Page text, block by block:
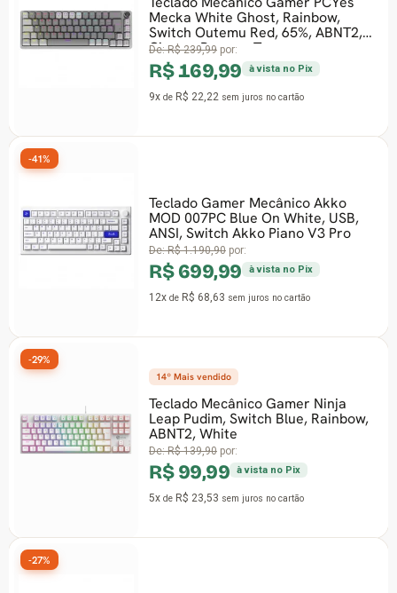
Mecka White Ghost, Rainbow,
Switch Outemu Red, 65%, ABNT2,
Cinza e Branco, T
De:R$ 239,99por:
R$ 169,99 à vista no Pix
de R$ 22,22 sem juros no cartão
Teclado Gamer Mecânico Akko
MOD 007PC Blue On White, USB,
ANSI, Switch Akko Piano V3 Pro
De:R$ 1.190,90por:
R$ 699,99 à vista no Pix
12x de R$ 68,63 sem juros no cartão
-41%
14º Mais vendido
Teclado Mecânico Gamer Ninja
Leap Pudim, Switch Blue, Rainbow,
ABNT2, White
De:R$ 139,90por:
R$ 99,99 à vista no Pix
de R$ 23,53 sem juros no cartão
-29%
-27%